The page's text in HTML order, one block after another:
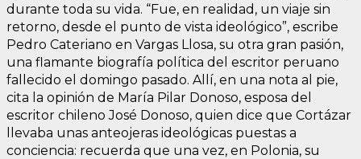
durante toda su vida. “Fue, en realidad, un viaje sin
retorno, desde el punto de vista ideológico”, escribe
Pedro Cateriano en Vargas Llosa, su otra gran pasión,
una flamante biografía política del escritor peruano
fallecido el domingo pasado. Allí, en una nota al pie,
cita la opinión de María Pilar Donoso, esposa del
escritor chileno José Donoso, quien dice que Cortázar
llevaba unas anteojeras ideológicas puestas a
conciencia: recuerda que una vez, en Polonia, su